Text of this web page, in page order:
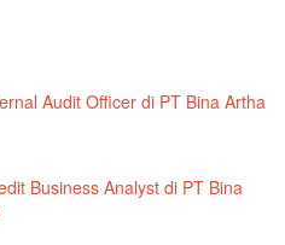
Audit Officer di PT Bina Artha
Business Analyst di PT Bina